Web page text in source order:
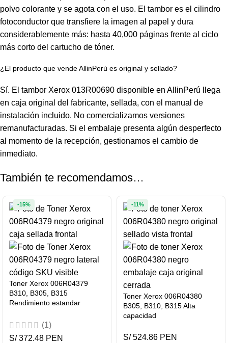
polvo colorante y se agota con el uso. El tambor es el cilindro
fotoconductor que transfiere la imagen al papel y dura
considerablemente más: hasta 40,000 páginas frente al ciclo
más corto del cartucho de tóner.
¿El producto que vende AllinPerú es original y sellado?
Sí. El tambor Xerox 013R00690 disponible en AllinPerú llega
en caja original del fabricante, sellada, con el manual de
instalación incluido. No comercializamos versiones
remanufacturadas. Si el embalaje presenta algún desperfecto
al momento de la recepción, gestionamos el cambio de
inmediato.
También te recomendamos…
Toner Xerox 006R04379
B310, B305, B315
Rendimiento estandar
(1)
-15%
S/ 372.48 PEN
Toner Xerox 006R04380
B305, B310, B315 Alta
capacidad
-11%
S/ 524.86 PEN